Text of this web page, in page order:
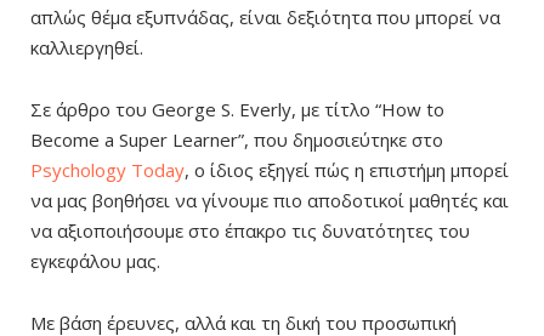
απλώς θέμα εξυπνάδας, είναι δεξιότητα που μπορεί να
καλλιεργηθεί.
Σε άρθρο του George S. Everly, με τίτλο “How to
Become a Super Learner”, που δημοσιεύτηκε στο
Psychology Today, ο ίδιος εξηγεί πώς η επιστήμη μπορεί
να μας βοηθήσει να γίνουμε πιο αποδοτικοί μαθητές και
να αξιοποιήσουμε στο έπακρο τις δυνατότητες του
εγκεφάλου μας.
Με βάση έρευνες, αλλά και τη δική του προσωπική